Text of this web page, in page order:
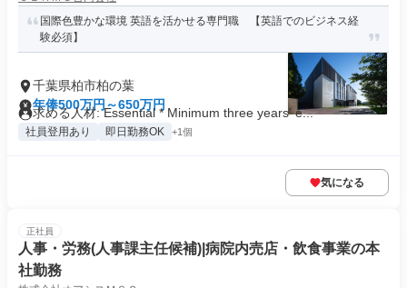
国際色豊かな環境 英語を活かせる専門職 【英語でのビジネス経
験必須】
千葉県柏市柏の葉
年俸500万円～650万円
求める人材: Essential * Minimum three years' e...
社員登用あり 即日勤務OK +1個
気になる
正社員
人事・労務(人事課主任候補)|病院内売店・飲食事業の本
社勤務